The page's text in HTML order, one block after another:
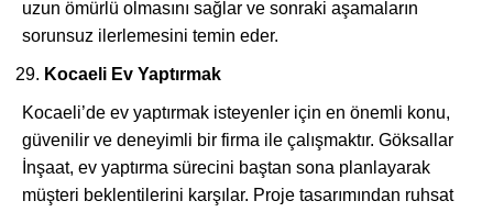
uzun ömürlü olmasını sağlar ve sonraki aşamaların
sorunsuz ilerlemesini temin eder.
Kocaeli Ev Yaptırmak
Kocaeli’de ev yaptırmak isteyenler için en önemli konu,
güvenilir ve deneyimli bir firma ile çalışmaktır. Göksallar
İnşaat, ev yaptırma sürecini baştan sona planlayarak
müşteri beklentilerini karşılar. Proje tasarımından ruhsat